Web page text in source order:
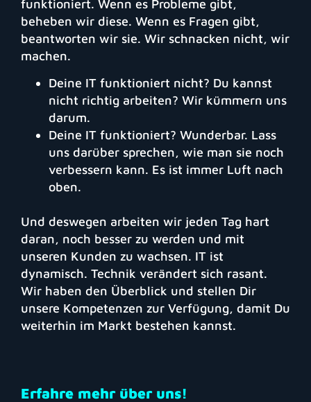
funktioniert. Wenn es Probleme gibt,
beheben wir diese. Wenn es Fragen gibt,
beantworten wir sie. Wir schnacken nicht, wir
machen.
Deine IT funktioniert nicht? Du kannst
nicht richtig arbeiten? Wir kümmern uns
darum.
Deine IT funktioniert? Wunderbar. Lass
uns darüber sprechen, wie man sie noch
verbessern kann. Es ist immer Luft nach
oben.
Und deswegen arbeiten wir jeden Tag hart
daran, noch besser zu werden und mit
unseren Kunden zu wachsen. IT ist
dynamisch. Technik verändert sich rasant.
Wir haben den Überblick und stellen Dir
unsere Kompetenzen zur Verfügung, damit Du
weiterhin im Markt bestehen kannst.
Erfahre mehr über uns!